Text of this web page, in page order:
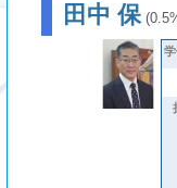
田中 保